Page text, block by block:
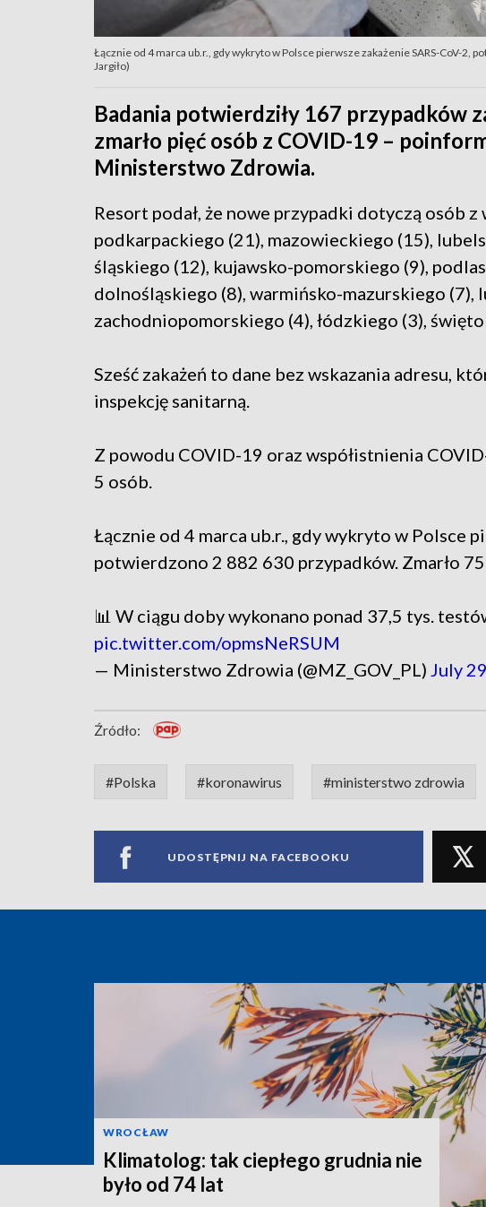
Łącznie od 4 marca ub.r., gdy wykryto w Polsce pierwsze zakażenie SARS-CoV-2,
Jargiło)
Badania potwierdziły 167 przypadków
zmarło pięć osób z COVID-19 –
Ministerstwo Zdrowia.
Resort podał, że nowe przypadki dotyczą osób
podkarpackiego (21), mazowieckiego (15),
śląskiego (12), kujawsko-pomorskiego (9),
dolnośląskiego (8), warmińsko-mazurskiego (7),
zachodniopomorskiego (4), łódzkiego (3),
Sześć zakażeń to dane bez wskazania adresu,
inspekcję sanitarną.
Z powodu COVID-19 oraz współistnienia
5 osób.
Łącznie od 4 marca ub.r., gdy wykryto w Polsce
potwierdzono 2 882 630 przypadków. Zmarło
📊 W ciągu doby wykonano ponad 37,5 tys.
pic.twitter.com/opmsNeRSUM
— Ministerstwo Zdrowia (@MZ_GOV_PL) July
Źródło:
#Polska #koronawirus #ministerstwo zdrowia
UDOSTĘPNIJ NA FACEBOOKU
WROCŁAW
Klimatolog: tak ciepłego grudnia nie
było od 74 lat